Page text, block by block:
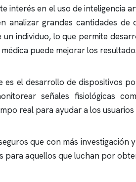
interés en el uso de inteligencia
analizar grandes cantidades
individuo, lo que permite
puede mejorar los
el desarrollo de dispositivos
señales fisiológicas
real para ayudar a los
que con más
para aquellos que luchan por